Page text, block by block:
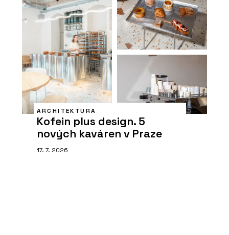
ARCHITEKTURA
Kofein plus design. 5
nových kaváren v Praze
17. 7. 2026